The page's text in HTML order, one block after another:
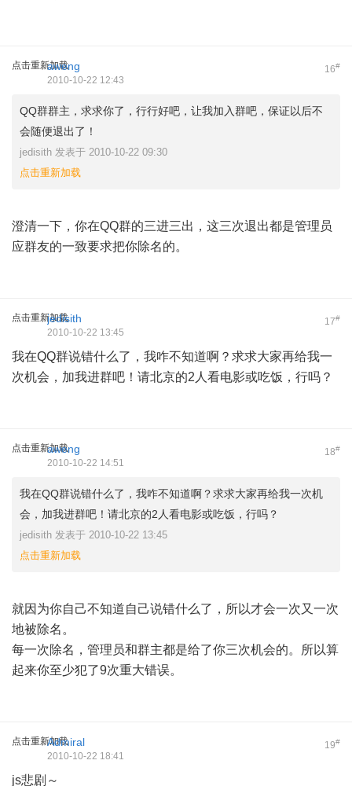
点击重新加载 16#
aweng
2010-10-22 12:43
QQ群群主，求求你了，行行好吧，让我加入群吧，保证以后不
会随便退出了！
jedisith 发表于 2010-10-22 09:30
点击重新加载
澄清一下，你在QQ群的三进三出，这三次退出都是管理员
应群友的一致要求把你除名的。
点击重新加载 17#
jedisith
2010-10-22 13:45
我在QQ群说错什么了，我咋不知道啊？求求大家再给我一
次机会，加我进群吧！请北京的2人看电影或吃饭，行吗？
点击重新加载 18#
aweng
2010-10-22 14:51
我在QQ群说错什么了，我咋不知道啊？求求大家再给我一次机
会，加我进群吧！请北京的2人看电影或吃饭，行吗？
jedisith 发表于 2010-10-22 13:45
点击重新加载
就因为你自己不知道自己说错什么了，所以才会一次又一次
地被除名。
每一次除名，管理员和群主都是给了你三次机会的。所以算
起来你至少犯了9次重大错误。
点击重新加载 19#
Admiral
2010-10-22 18:41
js悲剧～